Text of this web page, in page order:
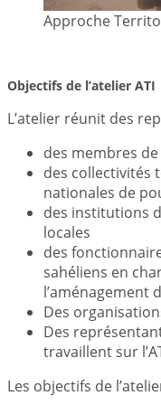
Approche
Objectifs de l’atelier ATI
L’atelier réunit des
des membres de
des collectivités
nationales de
des institutions
locales
des
sahéliens en
l’aménagement
Des
Des
travaillent sur
Les objectifs de